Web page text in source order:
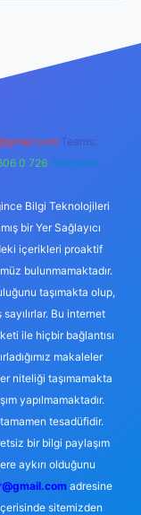
Teams:
0 726 Telegram:
Bilgi Teknolojileri
bir Yer Sağlayıcı
içerikleri proaktif
bulunmamaktadır.
taşımakta olup,
Bu internet
ile hiçbir bağlantısı
makaleler
niteliği taşımamakta
yapılmamaktadır.
tesadüfidir.
bir bilgi paylaşım
aykırı olduğunu
adresine
sitemizden